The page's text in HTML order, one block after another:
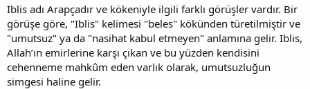
Iblis adı Arapçadır ve kökeniyle ilgili farklı görüşler vardır. Bir
görüşe göre, "Iblis" kelimesi "beles" kökünden türetilmiştir ve
"umutsuz" ya da "nasihat kabul etmeyen" anlamına gelir. Iblis,
Allah’ın emirlerine karşı çıkan ve bu yüzden kendisini
cehenneme mahkûm eden varlık olarak, umutsuzluğun
simgesi haline gelir.